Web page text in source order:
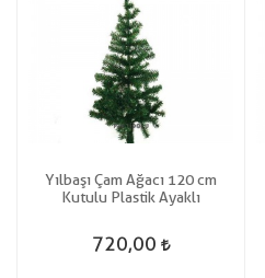
Yılbaşı Çam Ağacı 120 cm
Kutulu Plastik Ayaklı
720,00